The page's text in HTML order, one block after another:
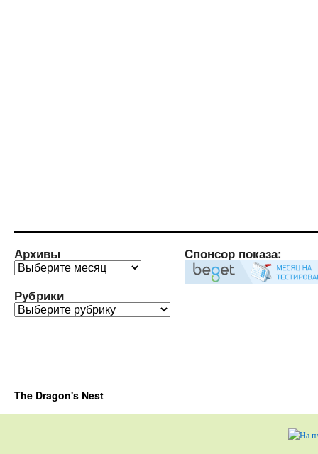
Архивы
Архивы
Рубрики
Рубрики
Спонсор показа:
The Dragon's Nest